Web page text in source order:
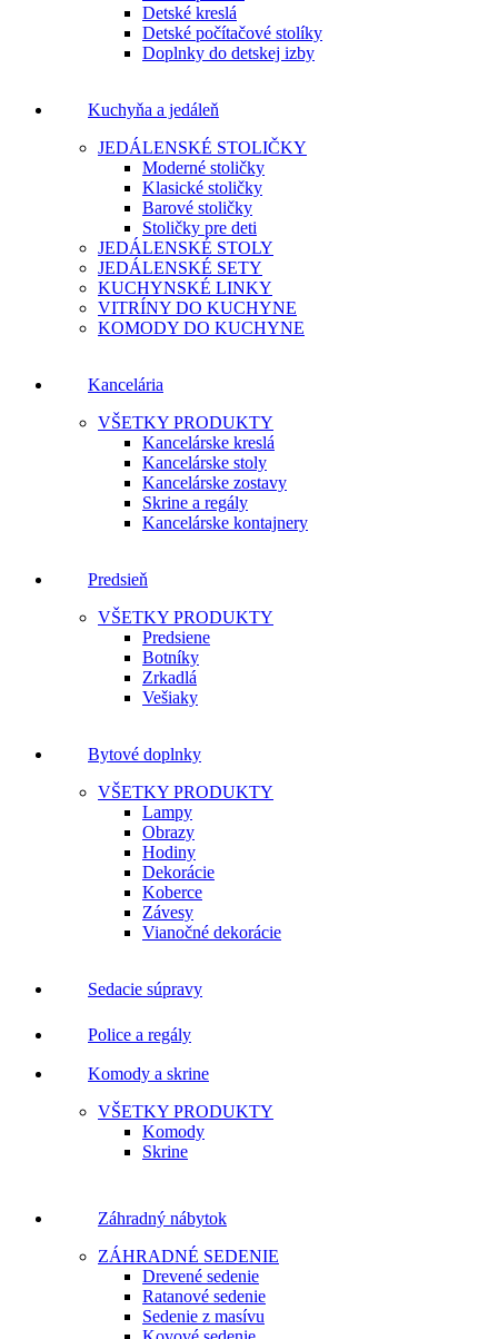
Detské kreslá
Detské počítačové stolíky
Doplnky do detskej izby
Kuchyňa a jedáleň
JEDÁLENSKÉ STOLIČKY
Moderné stoličky
Klasické stoličky
Barové stoličky
Stoličky pre deti
JEDÁLENSKÉ STOLY
JEDÁLENSKÉ SETY
KUCHYNSKÉ LINKY
VITRÍNY DO KUCHYNE
KOMODY DO KUCHYNE
Kancelária
VŠETKY PRODUKTY
Kancelárske kreslá
Kancelárske stoly
Kancelárske zostavy
Skrine a regály
Kancelárske kontajnery
Predsieň
VŠETKY PRODUKTY
Predsiene
Botníky
Zrkadlá
Vešiaky
Bytové doplnky
VŠETKY PRODUKTY
Lampy
Obrazy
Hodiny
Dekorácie
Koberce
Závesy
Vianočné dekorácie
Sedacie súpravy
Police a regály
Komody a skrine
VŠETKY PRODUKTY
Komody
Skrine
Záhradný nábytok
ZÁHRADNÉ SEDENIE
Drevené sedenie
Ratanové sedenie
Sedenie z masívu